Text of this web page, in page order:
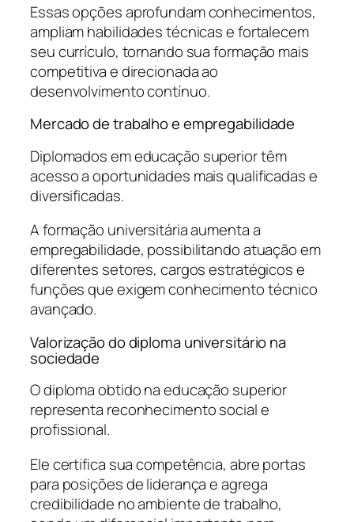
Essas opções aprofundam conhecimentos,
ampliam habilidades técnicas e fortalecem
seu currículo, tornando sua formação mais
competitiva e direcionada ao
desenvolvimento contínuo.
Mercado de trabalho e empregabilidade
Diplomados em educação superior têm
acesso a oportunidades mais qualificadas e
diversificadas.
A formação universitária aumenta a
empregabilidade, possibilitando atuação em
diferentes setores, cargos estratégicos e
funções que exigem conhecimento técnico
avançado.
Valorização do diploma universitário na
sociedade
O diploma obtido na educação superior
representa reconhecimento social e
profissional.
Ele certifica sua competência, abre portas
para posições de liderança e agrega
credibilidade no ambiente de trabalho,